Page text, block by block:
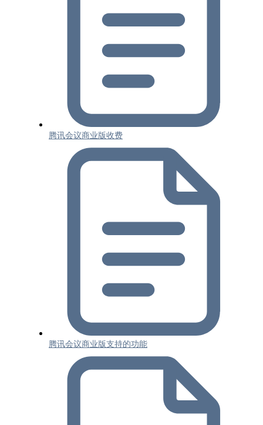
腾讯会议商业版收费
腾讯会议商业版支持的功能